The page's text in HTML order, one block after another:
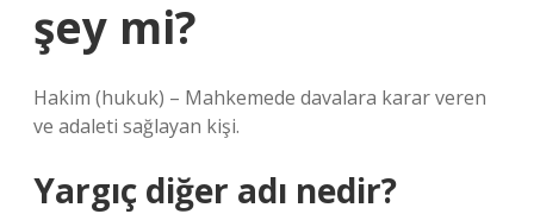
şey mi?
Hakim (hukuk) – Mahkemede davalara karar veren
ve adaleti sağlayan kişi.
Yargıç diğer adı nedir?